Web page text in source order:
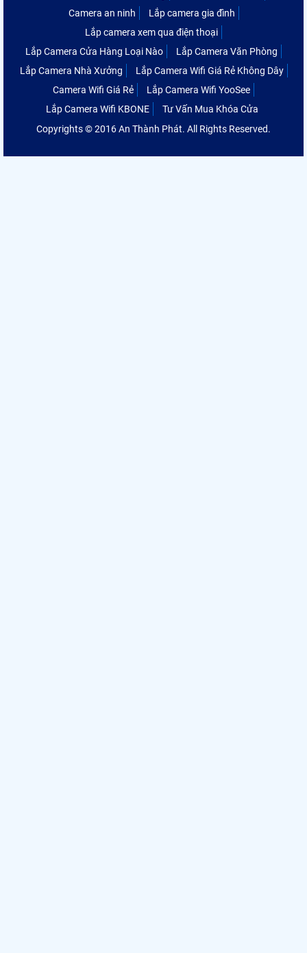
Camera an ninh
Lắp camera gia đình
Lắp camera xem qua điện thoại
Lắp Camera Cửa Hàng Loại Nào
Lắp Camera Văn Phòng
Lắp Camera Nhà Xưởng
Lắp Camera Wifi Giá Rẻ Không Dây
Camera Wifi Giá Rẻ
Lắp Camera Wifi YooSee
Lắp Camera Wifi KBONE
Tư Vấn Mua Khóa Cửa
Copyrights © 2016 An Thành Phát. All Rights Reserved.